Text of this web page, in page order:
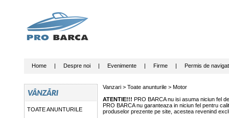
Home| Despre noi| Evenimente| Firme| Permis de
TOATE ANUNTURILE
Vanzari > Toate anunturile> Motor
ATENTIE!!! PRO BARCA nu isi asuma niciun fel
PRO BARCA nu garanteaza in niciun fel pentru
produselor prezente pe site, acestea revenind